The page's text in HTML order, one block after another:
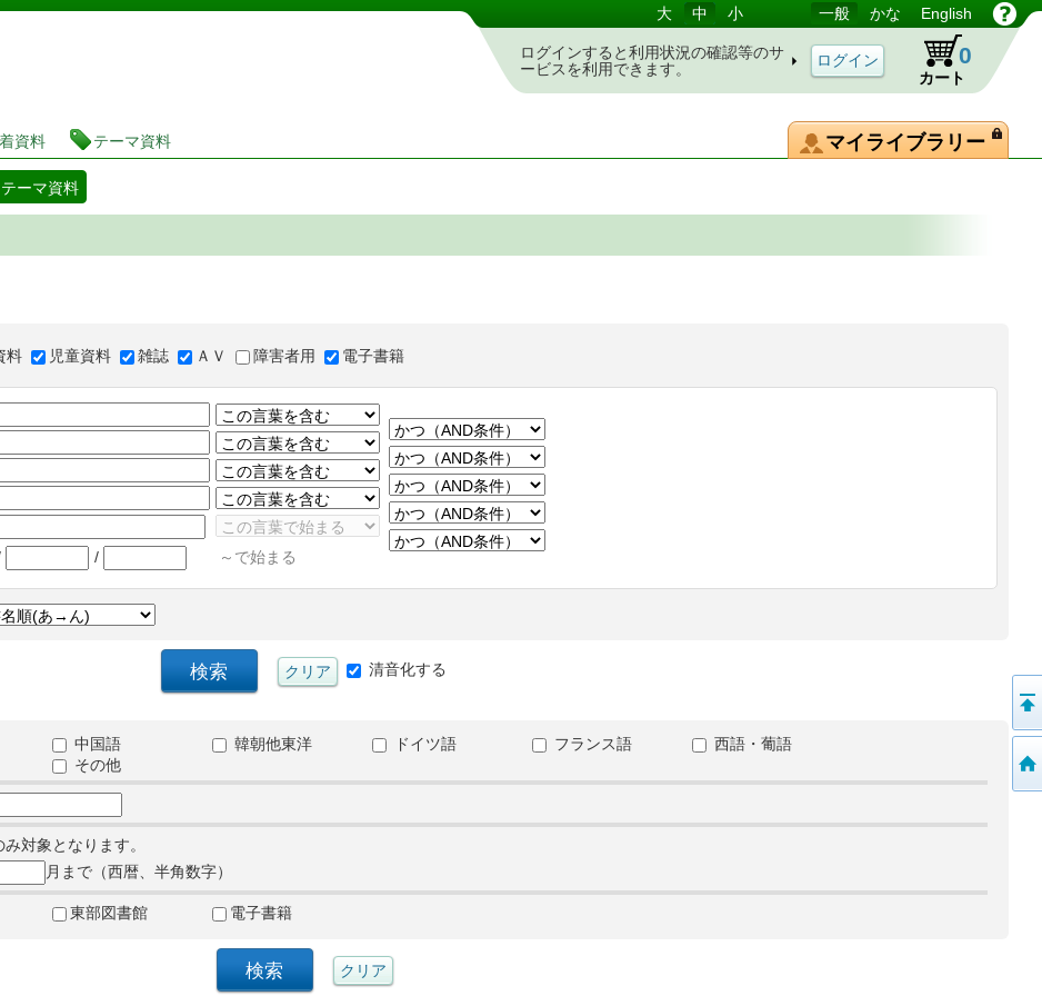
図書館 蔵書検索・予約システム 大 中 小 一般 かな English
ログインすると利用状況の確認等のサ
ービスを利用できます。
カート
0
資料 テーマ資料 マイライブラリー
テーマ資料
料 児童資料 雑誌 ＡＶ 障害者用 電子書籍
/ ～で始まる
清音化する
中国語 韓朝他東洋 ドイツ語 フランス語
西語・葡語
その他
対象となります。
月まで（西暦、半角数字）
東部図書館 電子書籍